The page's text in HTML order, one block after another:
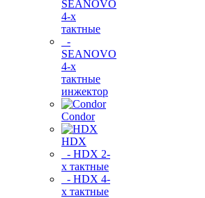
SEANOVO
4-х
тактные
-
SEANOVO
4-х
тактные
инжектор
Condor
HDX
- HDX 2-
х тактные
- HDX 4-
х тактные